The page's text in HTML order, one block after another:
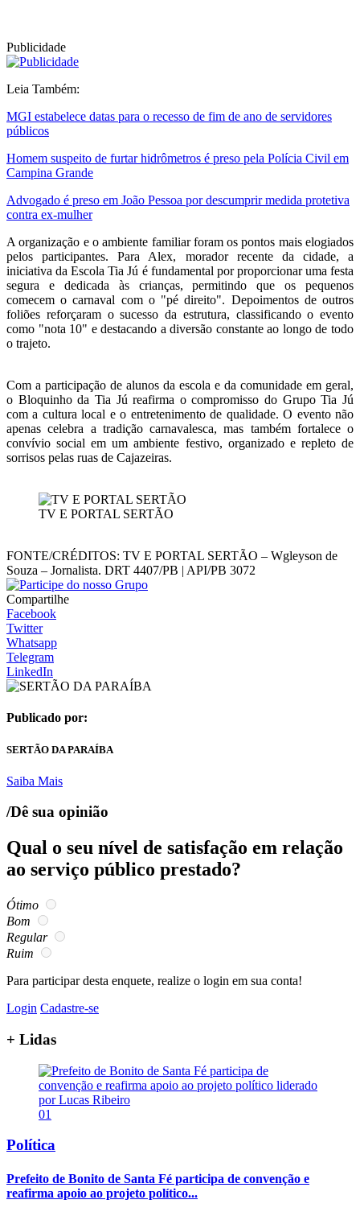
Publicidade
Leia Também:
MGI estabelece datas para o recesso de fim de ano de servidores
públicos
Homem suspeito de furtar hidrômetros é preso pela Polícia Civil em
Campina Grande
Advogado é preso em João Pessoa por descumprir medida protetiva
contra ex-mulher
A organização e o ambiente familiar foram os pontos mais elogiados
pelos participantes. Para Alex, morador recente da cidade, a
iniciativa da Escola Tia Jú é fundamental por proporcionar uma festa
segura e dedicada às crianças, permitindo que os pequenos
comecem o carnaval com o "pé direito". Depoimentos de outros
foliões reforçaram o sucesso da estrutura, classificando o evento
como "nota 10" e destacando a diversão constante ao longo de todo
o trajeto.
Com a participação de alunos da escola e da comunidade em geral,
o Bloquinho da Tia Jú reafirma o compromisso do Grupo Tia Jú
com a cultura local e o entretenimento de qualidade. O evento não
apenas celebra a tradição carnavalesca, mas também fortalece o
convívio social em um ambiente festivo, organizado e repleto de
sorrisos pelas ruas de Cajazeiras.
TV E PORTAL SERTÃO
FONTE/CRÉDITOS: TV E PORTAL SERTÃO – Wgleyson de
Souza – Jornalista. DRT 4407/PB | API/PB 3072
Compartilhe
Facebook
Twitter
Whatsapp
Telegram
LinkedIn
Publicado por:
SERTÃO DA PARAÍBA
Saiba Mais
/Dê sua opinião
Qual o seu nível de satisfação em relação
ao serviço público prestado?
Ótimo
Bom
Regular
Ruim
Para participar desta enquete, realize o login em sua conta!
Login Cadastre-se
+ Lidas
01
Política
Prefeito de Bonito de Santa Fé participa de convenção e
reafirma apoio ao projeto político...